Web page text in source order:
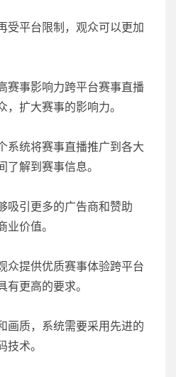
受平台限制，观众可以更加
赛事影响力跨平台赛事直播
扩大赛事的影响力。
系统将赛事直播推广到各大
解到赛事信息。
吸引更多的广告商和赞助
价值。
众提供优质赛事体验跨平台
更高的要求。
画质，系统需要采用先进的
术。